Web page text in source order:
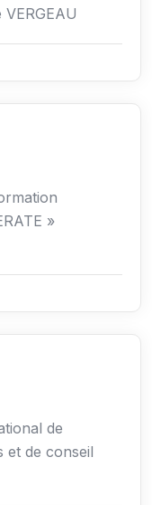
»
de
et de conseil